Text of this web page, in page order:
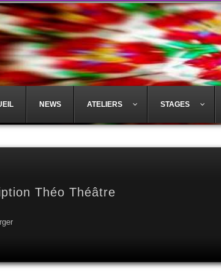
NEWS ATELIERS STAGES
Théo Théâtre